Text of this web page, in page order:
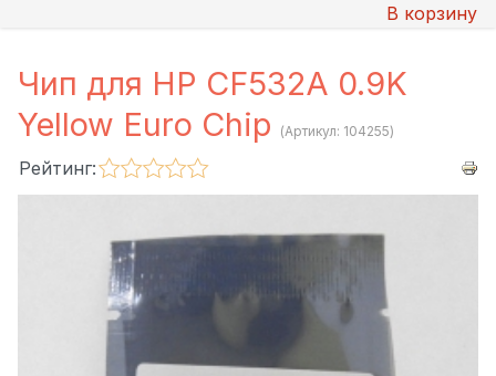
В корзину
Чип для HP CF532A 0.9K
Yellow Euro Chip
(Артикул: 104255)
Рейтинг: